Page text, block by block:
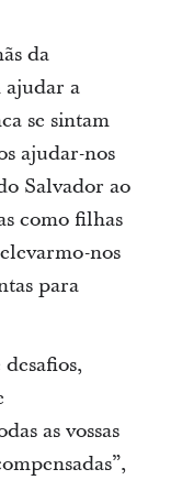
da
ajudar a
se sintam
ajudar-nos
Salvador ao
como filhas
nos
para
as vossas